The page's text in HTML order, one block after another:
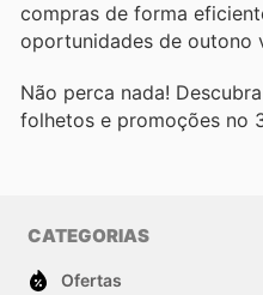
compras de forma
oportunidades de outono
Não perca nada!
folhetos e promoções no
CATEGORIAS
Ofertas